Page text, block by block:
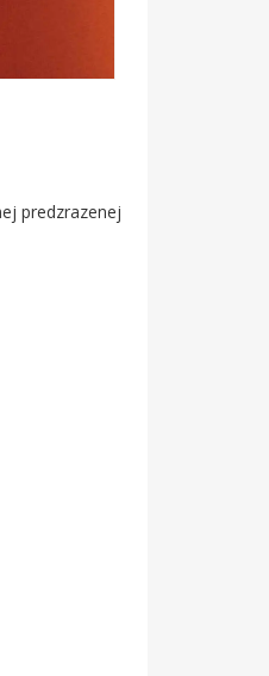
predzrazenej